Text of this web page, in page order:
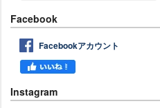
Facebook
Facebookアカウント
Instagram